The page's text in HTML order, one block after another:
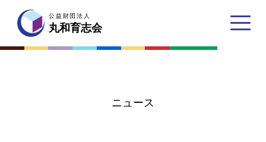
公益財団法人
丸和育志会
公益財団法人
丸和育志会
ニュース